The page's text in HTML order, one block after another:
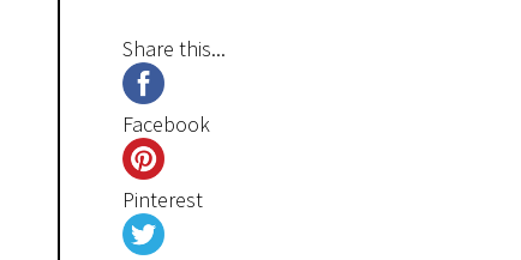
Share this...
Facebook
Pinterest